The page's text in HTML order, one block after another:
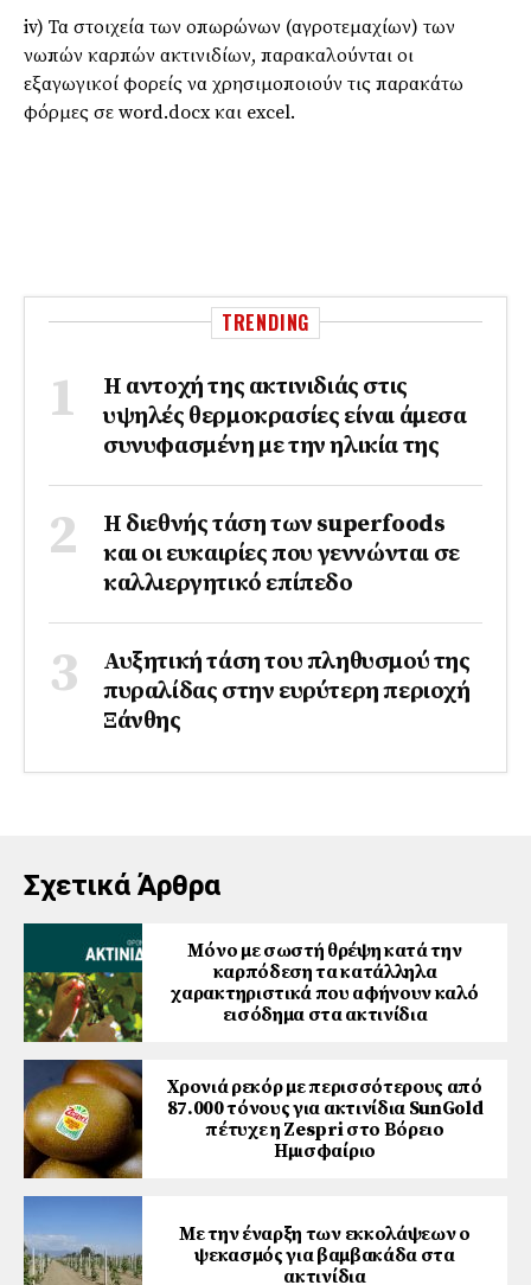
iv) Τα στοιχεία των οπωρώνων (αγροτεμαχίων) των
νωπών καρπών ακτινιδίων, παρακαλούνται οι
εξαγωγικοί φορείς να χρησιμοποιούν τις παρακάτω
φόρμες σε word.docx και excel.
TRENDING
Η αντοχή της ακτινιδιάς στις
υψηλές θερμοκρασίες είναι άμεσα
συνυφασμένη με την ηλικία της
Η διεθνής τάση των superfoods
και οι ευκαιρίες που γεννώνται σε
καλλιεργητικό επίπεδο
Αυξητική τάση του πληθυσμού της
πυραλίδας στην ευρύτερη περιοχή
Ξάνθης
Σχετικά Άρθρα
Μόνο με σωστή θρέψη κατά την
καρπόδεση τα κατάλληλα
χαρακτηριστικά που αφήνουν καλό
εισόδημα στα ακτινίδια
Χρονιά ρεκόρ με περισσότερους από
87.000 τόνους για ακτινίδια SunGold
πέτυχε η Zespri στο Βόρειο
Ημισφαίριο
Με την έναρξη των εκκολάψεων ο
ψεκασμός για βαμβακάδα στα
ακτινίδια